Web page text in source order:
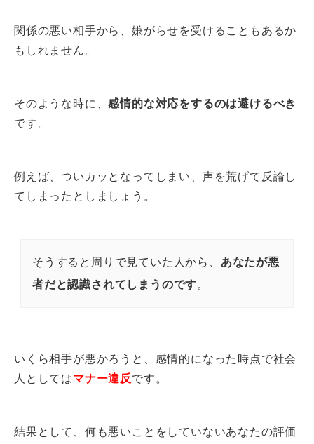
関係の悪い相手から、嫌がらせを受けることもあるか
もしれません。
そのような時に、感情的な対応をするのは避けるべき
です。
例えば、ついカッとなってしまい、声を荒げて反論し
てしまったとしましょう。
そうすると周りで見ていた人から、 あなたが悪
者だと認識されてしまうのです。
いくら相手が悪かろうと、感情的になった時点で社会
人としてはマナー違反 です。
結果として、何も悪いことをしていないあなたの評価